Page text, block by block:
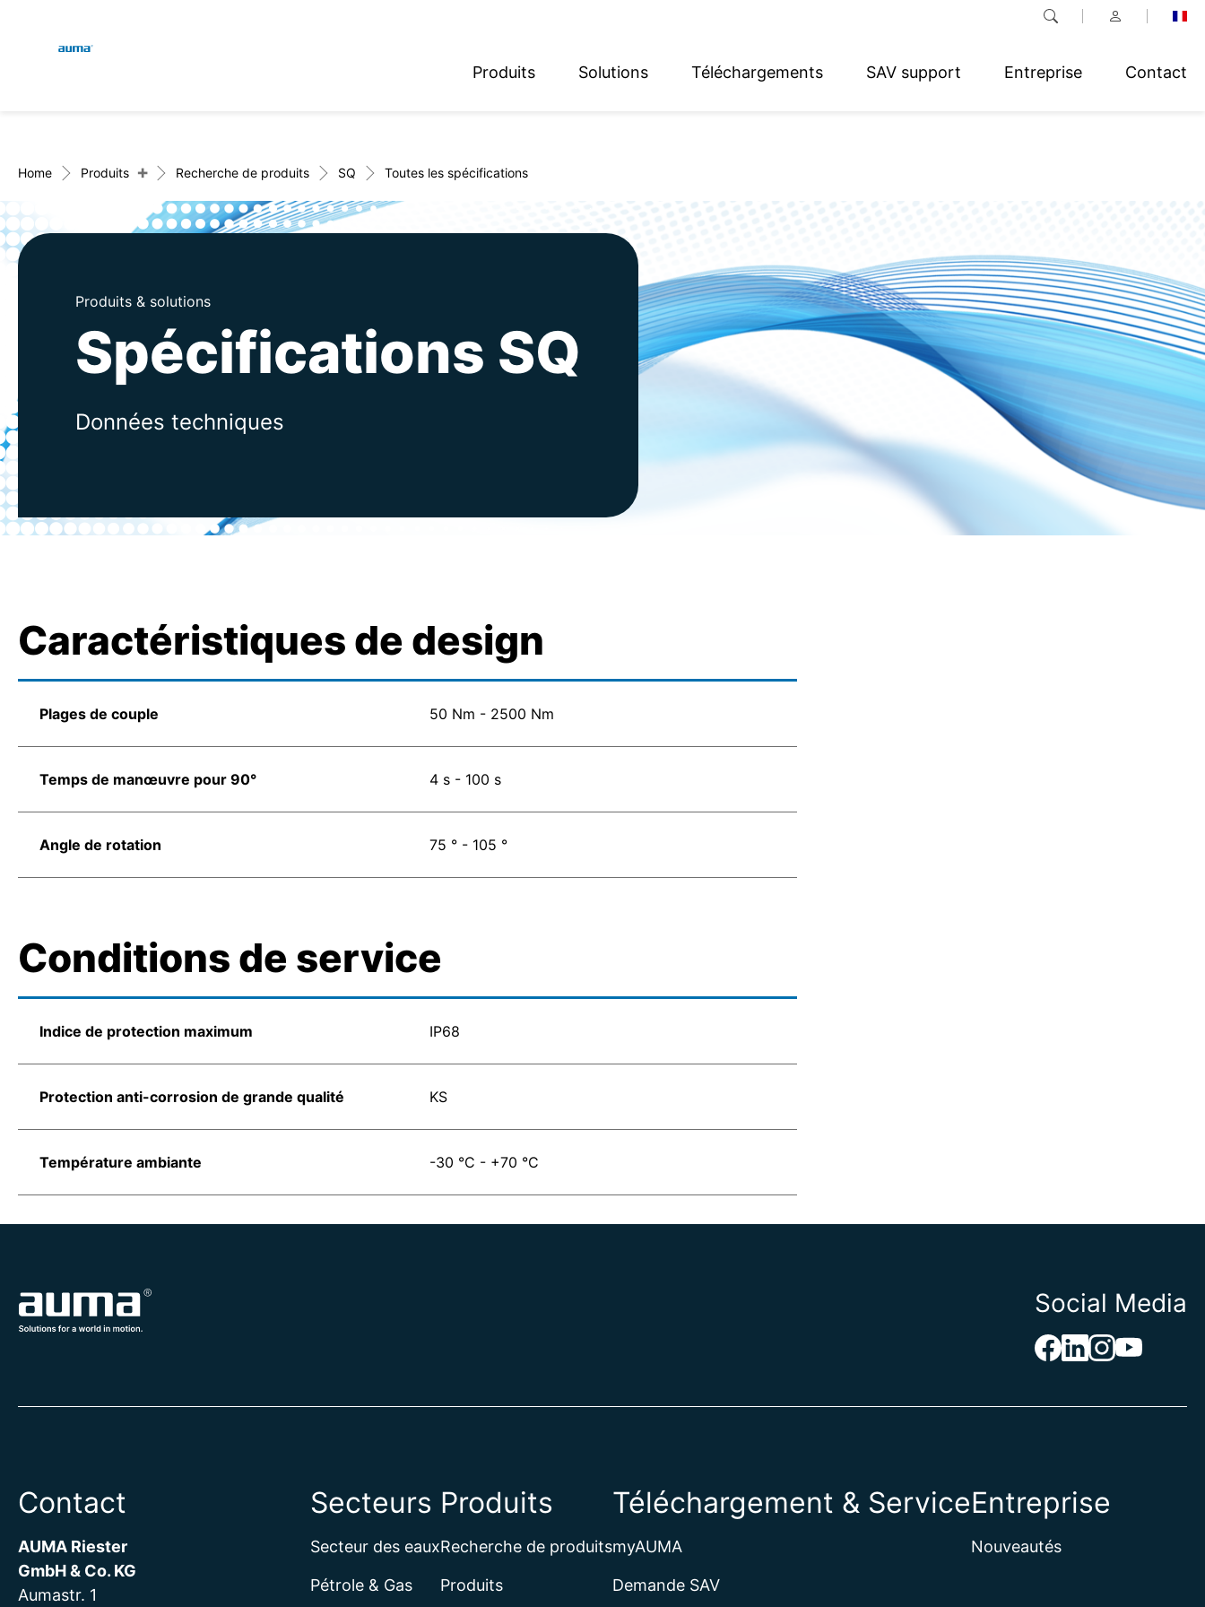
Produits Solutions Téléchargements SAV support Entreprise Contact
Europe
Asie et Océanie
Amérique du Nord
Home Produits + Recherche de produits SQ Toutes les spécifications
Produits & solutions
Spécifications SQ
Données techniques
Caractéristiques de design
Plages de couple 50 Nm - 2500 Nm
Temps de manœuvre pour 90° 4 s - 100 s
Angle de rotation 75 ° - 105 °
Conditions de service
Indice de protection maximum IP68
Protection anti-corrosion de grande qualité KS
Température ambiante -30 °C - +70 °C
Social Media
Contact
AUMA Riester
GmbH & Co. KG
Aumastr. 1
Secteurs
Secteur des eaux
Pétrole & Gas
Produits
Recherche de produits
Produits
Téléchargement & Service
myAUMA
Demande SAV
Entreprise
Nouveautés